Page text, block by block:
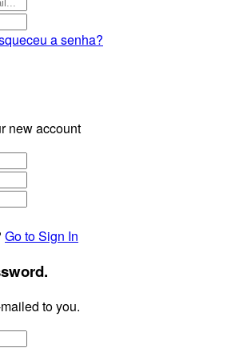
a senha?
new account
Go to Sign In
to you.